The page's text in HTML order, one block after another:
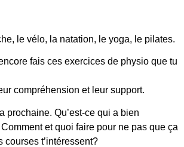
le vélo, la natation, le yoga, le pilates.
fais ces exercices de physio que tu
compréhension et leur support.
prochaine. Qu’est-ce qui a bien
et quoi faire pour ne pas que ça
t’intéressent?